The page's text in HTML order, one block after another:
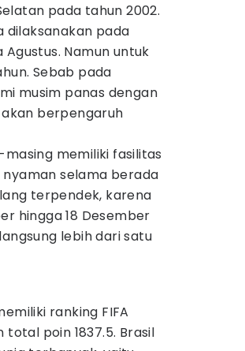
pada tahun 2002.
dilaksanakan pada
Namun untuk
Sebab pada
musim panas dengan
berpengaruh
memiliki fasilitas
selama berada
terpendek, karena
hingga 18 Desember
lebih dari satu
ranking FIFA
poin 1837.5. Brasil